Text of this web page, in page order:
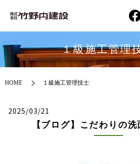
１級施工管理
HOME １級施工管理技士
2025/03/21
【ブログ】こだわりの